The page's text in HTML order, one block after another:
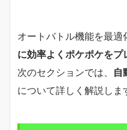
オートバトル機能を最適
に効率よくポケポケを
次のセクションでは、 自
について詳しく解説しま